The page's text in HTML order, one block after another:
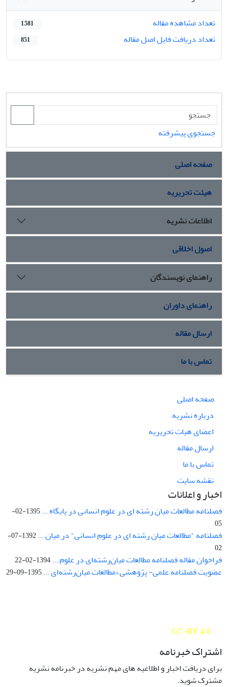
تعداد مشاهده مقاله
1,581
تعداد دریافت فایل اصل مقاله 851
جستجوی پیشرفته
صفحه اصلی
هیئت تحریریه
اطلاعات نشریه
اصول اخلاقی
راهنمای نویسندگان
راهنمای داوران
ارسال مقاله
تماس با ما
صفحه اصلی
درباره نشریه
اعضای هیات تحریریه
ارسال مقاله
تماس با ما
نقشه سایت
اخبار و اعلانات
فصلنامه مطالعات میان رشته ای در علوم انسانی در پایگاه ...
1395-02-
05
فصلنامه "مطالعات میان رشته ای در علوم انسانی" در میان ...
1392-07-
02
فراخوان مقاله فصلنامه مطالعات میان‌رشته‌ای در علوم ...1394-02-22
عضویت فصلنامه علمی- پژوهشی «مطالعات میان‌رشته‌ای ...1395-09-29
CC-BY 4.0
اشتراک خبرنامه
برای دریافت اخبار و اطلاعیه های مهم نشریه در خبرنامه نشریه
مشترک شوید.